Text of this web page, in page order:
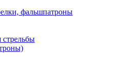
фальшпатроны